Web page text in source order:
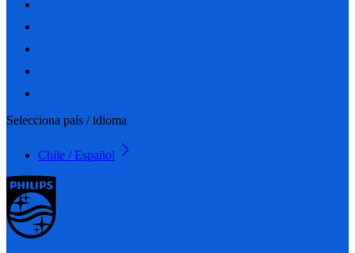
Selecciona país / idioma
Chile / Español